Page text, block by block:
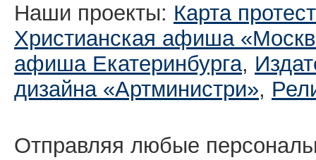
Наши проекты: Карта
Христианская афиша
афиша Екатеринбургa,
дизайна «Артминистри»,
Отправляя любые